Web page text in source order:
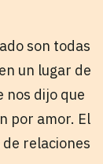
son todas
un lugar de
nos dijo que
por amor. El
relaciones